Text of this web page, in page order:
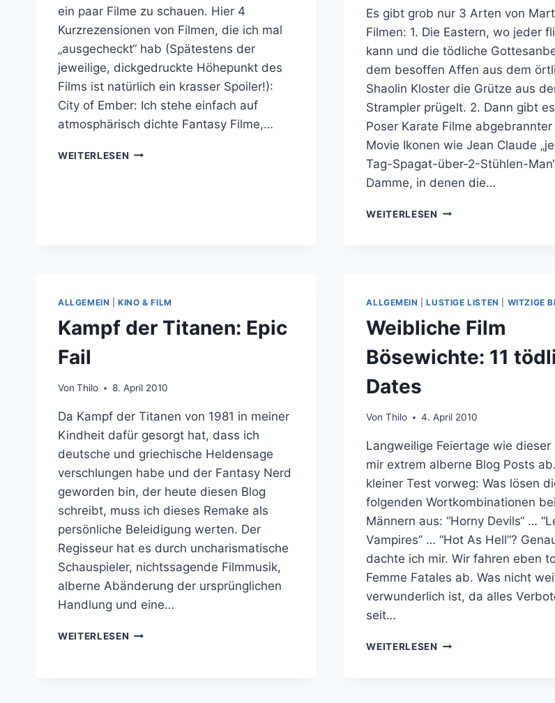
ein paar Filme zu schauen. Hier 4
Kurzrezensionen von Filmen, die ich mal
„ausgecheckt“ hab (Spätestens der
jeweilige, dickgedruckte Höhepunkt des
Films ist natürlich ein krasser Spoiler!):
City of Ember: Ich stehe einfach auf
atmosphärisch dichte Fantasy Filme,…
WEITERLESEN 4
Es gibt grob nur 3 Arten von
Filmen: 1. Die Eastern, wo jeder
kann und die tödliche
dem besoffen Affen aus dem
Shaolin Kloster die Grütze aus
Strampler prügelt. 2. Dann gibt
Poser Karate Filme abgebrannter
Movie Ikonen wie Jean Claude
Tag-Spagat-über-2-Stühlen-
Damme, in denen die…
WEITERLESEN IP-
DIE
REIN!
ALLGEMEIN |KINO & FILM
Kampf der Titanen: Epic
Fail
Von Thilo 8. April 2010
Da Kampf der Titanen von 1981 in meiner
Kindheit dafür gesorgt hat, dass ich
deutsche und griechische Heldensage
verschlungen habe und der Fantasy Nerd
geworden bin, der heute diesen Blog
schreibt, muss ich dieses Remake als
persönliche Beleidigung werten. Der
Regisseur hat es durch uncharismatische
Schauspieler, nichtssagende Filmmusik,
alberne Abänderung der ursprünglichen
Handlung und eine…
WEITERLESEN KAMPF
ALLGEMEIN |LUSTIGE LISTEN WITZIGE
Weibliche Film
Bösewichte: 11
Dates
Von Thilo 4. April 2010
Langweilige Feiertage wie dieser
mir extrem alberne Blog Posts
kleiner Test vorweg: Was lösen
folgenden Wortkombinationen bei
Männern aus: “Horny Devils“ …
Vampires” … “Hot As Hell”?
dachte ich mir. Wir fahren eben
Femme Fatales ab. Was nicht
verwunderlich ist, da alles
seit…
WEITERLESEN WEIBLICHE